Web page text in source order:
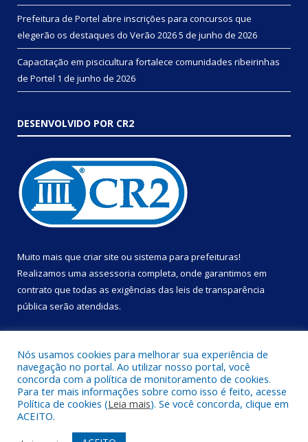
Prefeitura de Portel abre inscrições para concursos que
elegerão os destaques do Verão 20265 de junho de 2026
Capacitação em piscicultura fortalece comunidades ribeirinhas
de Portel 1 de junho de 2026
DESENVOLVIDO POR CR2
Muito mais que criar site ou sistema para prefeituras!
Realizamos uma assessoria completa, onde garantimos em
contrato que todas as exigências das leis de transparência
pública serão atendidas.
Todos os direitos reservados a Prefeitura Municipal de Portel.
Nós usamos cookies para melhorar sua experiência de
navegação no portal. Ao utilizar nosso portal, você
concorda com a política de monitoramento de cookies.
Para ter mais informações sobre como isso é feito, acesse
Política de cookies (Leia mais). Se você concorda, clique em
ACEITO.